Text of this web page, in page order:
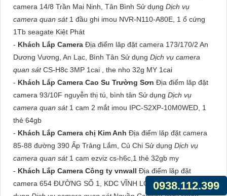
camera 14/8 Trần Mai Ninh, Tân Bình Sử dụng Dịch vụ
camera quan sát 1 đầu ghi imou NVR-N110-A80E, 1 ổ cứng
1Tb seagate Kiệt Phát
- Khách Lắp Camera Địa điểm lăp đặt camera 173/170/2 An
Dương Vương, An Lạc, Bình Tân Sử dụng Dịch vụ camera
quan sátCS-H8c 3MP 1cai , the nho 32g MY 1cai
- Khách Lắp Camera Cao Su Trường Sơn Địa điểm lăp đặt
camera 93/10F nguyễn thị tú, bình tân Sử dụng Dịch vụ
camera quan sát 1 cam 2 mắt imou IPC-S2XP-10M0WED, 1
thẻ 64gb
- Khách Lắp Camera chị Kim Anh Địa điểm lăp đặt camera
85-88 đường 390 Ấp Trảng Lắm, Củ Chi Sử dụng Dịch vụ
camera quan sát 1 cam ezviz cs-h6c,1 thẻ 32gb my
- Khách Lắp Camera Công ty vnwall Địa điểm lăp đặt
camera 654 ĐƯỜNG SỐ 1, KDC VĨNH LỘC, BÌNH TÂN Sử
0938.112.399